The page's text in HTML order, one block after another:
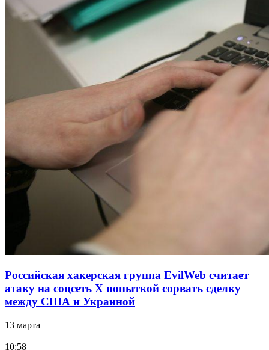
Российская хакерская группа EvilWeb считает
атаку на соцсеть Х попыткой сорвать сделку
между США и Украиной
13 марта
10:58